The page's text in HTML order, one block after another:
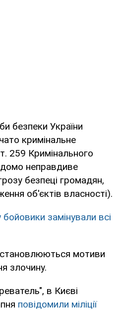
безпеки України
кримінальне
259 Кримінального
неправдиве
безпеці громадян,
об'єктів власності).
замінували всі
мотиви
злочину.
в Києві
повідомили міліції